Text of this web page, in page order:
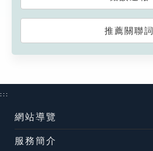
推薦關聯詞
:::
網站導覽
服務簡介